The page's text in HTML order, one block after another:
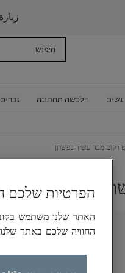
נשים הלבשה תחתונה גברים
רקום מבד עשיר בפשתן
הפרטיות שלכם
החוויה שלכם באתר